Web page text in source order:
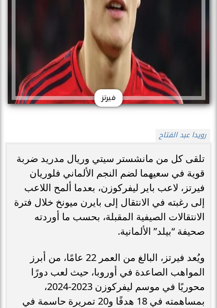
فيرتز
رويدا عبد الفتاح
تلقى كل من مانشستر سيتي وريال مدريد ضربة
قوية في سعيهما لضم النجم الألماني فلوريان
فيرتز، لاعب باير ليفركوزن، بعدما ألمح اللاعب
إلى رغبته في الانتقال إلى بايرن ميونخ خلال فترة
الانتقالات الصيفية المقبلة، بحسب ما أوردته
صحيفة “بيلد” الألمانية.
ويُعد فيرتز، البالغ من العمر 22 عامًا، من أبرز
المواهب الصاعدة في أوروبا، حيث لعب دورًا
محوريًا في موسم ليفركوزن 2023-2024،
بمساهمته في 18 هدفًا و20 تمريرة حاسمة في